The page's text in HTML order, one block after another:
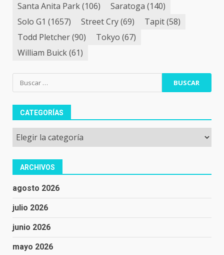
Santa Anita Park(106) Saratoga (140)
Solo G1 (1657) Street Cry(69) Tapit(58)
Todd Pletcher(90) Tokyo (67)
William Buick(61)
Buscar:
CATEGORÍAS
Categorías
ARCHIVOS
agosto 2026
julio 2026
junio 2026
mayo 2026